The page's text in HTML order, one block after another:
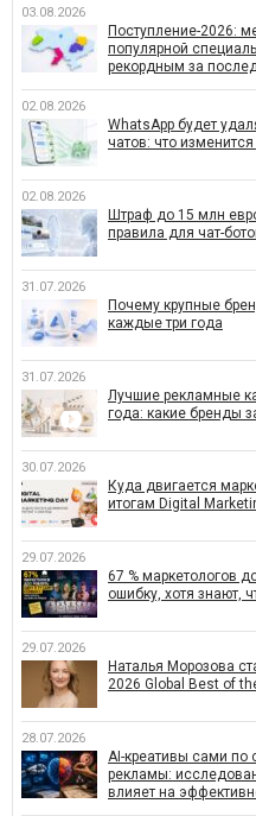
03.08.2026
Поступление-2026:
популярной
рекордным за
02.08.2026
WhatsApp будет
чатов: что
02.08.2026
Штраф до 15 млн
правила для чат-
31.07.2026
Почему крупные
каждые три года
31.07.2026
Лучшие рекламные
года: какие бренды
30.07.2026
Куда двигается
итогам Digital
29.07.2026
67 % маркетологов
ошибку, хотя знают,
29.07.2026
Наталья Морозова
2026 Global Best of
28.07.2026
AI-креативы сами по
рекламы:
влияет на